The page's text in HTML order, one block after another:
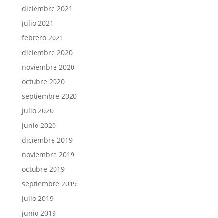
diciembre 2021
julio 2021
febrero 2021
diciembre 2020
noviembre 2020
octubre 2020
septiembre 2020
julio 2020
junio 2020
diciembre 2019
noviembre 2019
octubre 2019
septiembre 2019
julio 2019
junio 2019